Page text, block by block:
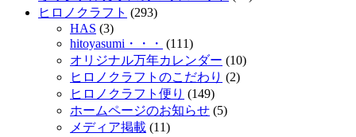
ヒロノクラフト (293)
HAS (3)
hitoyasumi・・・ (111)
オリジナル万年カレンダー (10)
ヒロノクラフトのこだわり (2)
ヒロノクラフト便り (149)
ホームページのお知らせ (5)
メディア掲載 (11)